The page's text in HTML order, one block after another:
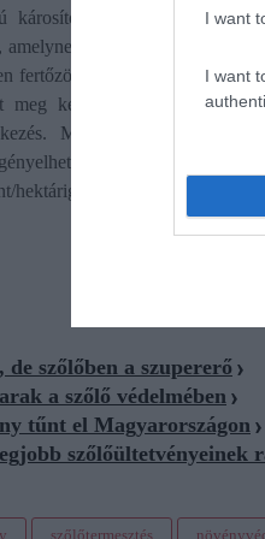
I want
I want
károsítóról van szó, ami
amelynek során különböző
fertőzött zónát hoznak létre,
meg kell semmisíteni,
Minden
a
hektárig, ami kifejezetten a
de szőlőben a szupererő
a szőlő védelmében
tűnt el Magyarországon
szőlőültetvényeinek
szőlőtermesztés